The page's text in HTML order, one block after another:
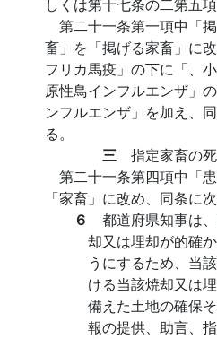
第二十一条第一項中「
畜」を「掲げる家畜」に
フリカ馬疫」の下に「、
原性鳥インフルエンザ」
ンフルエンザ」を加え、
る。
三 指定家畜の
第二十一条第四項中「
「家畜」に改め、同条に
６ 都道府県知事は
却又は埋却が的確
うにするため、当
ける当該焼却又は
備えた土地の確保
報の提供、助言、